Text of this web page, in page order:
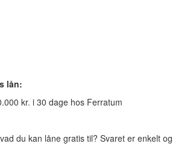
lån:
kr. i 30 dage hos Ferratum
du kan låne gratis til? Svaret er enkelt og